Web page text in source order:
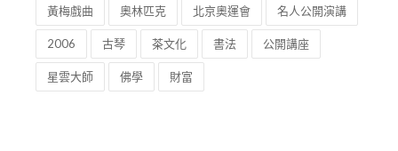
黃梅戲曲 奧林匹克 北京奧運會 名人公開演講
2006 古琴 茶文化 書法 公開講座
星雲大師 佛學 財富